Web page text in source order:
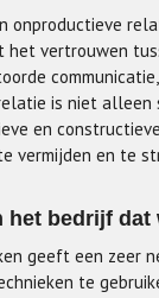
onproductieve
vertrouwen
is niet alleen
en
vermijden en te
het bedrijf
geeft een zeer
te